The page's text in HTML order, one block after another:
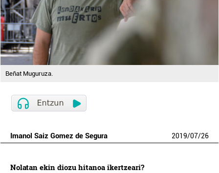
Beñat Muguruza.
Imanol Saiz Gomez de Segura 2019/07/26
Nolatan ekin diozu hitanoa ikertzeari?